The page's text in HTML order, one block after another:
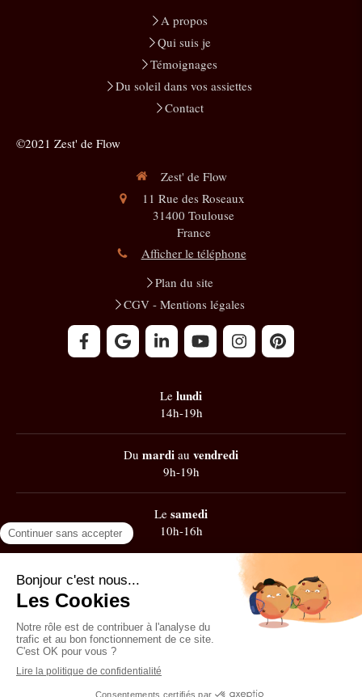
A propos
Qui suis je
Témoignages
Du soleil dans vos assiettes
Contact
©2021 Zest' de Flow
Zest' de Flow
11 Rue des Roseaux
31400 Toulouse
France
Afficher le téléphone
Plan du site
CGV - Mentions légales
Le lundi
14h-19h
Du mardi au vendredi
9h-19h
Le samedi
10h-16h
Google
101 avis
Contacter Zest' de Flow